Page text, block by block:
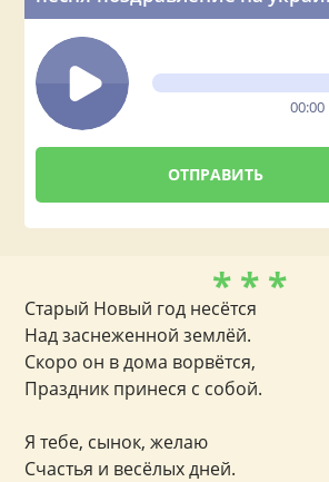
00:00
* * *
Старый Новый год несётся
Над заснеженной землёй.
Скоро он в дома ворвётся,
Праздник принеся с собой.
Я тебе, сынок, желаю
Счастья и весёлых дней.